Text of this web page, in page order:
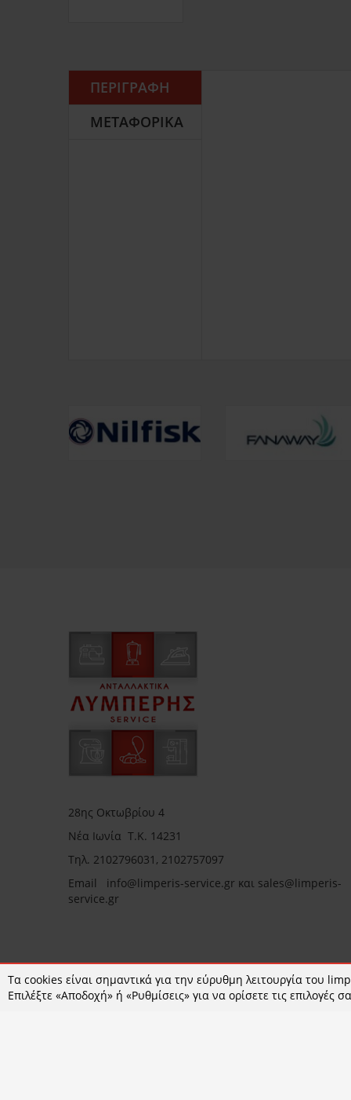
ΠΕΡΙΓΡΑΦΉ
ΜΕΤΑΦΟΡΙΚΆ
28ης Οκτωβρίου 4
Νέα Ιωνία Τ.Κ. 14231
Τηλ. 2102796031, 2102757097
Email info@limperis-service.gr και sales@limperis-
service.gr
Ωράριο καταστήματος:
Τα cookies είναι σημαντικά για την εύρυθμη λειτουργία του
Επιλέξτε «Αποδοχή» ή «Ρυθμίσεις» για να ορίσετε τις επιλογές